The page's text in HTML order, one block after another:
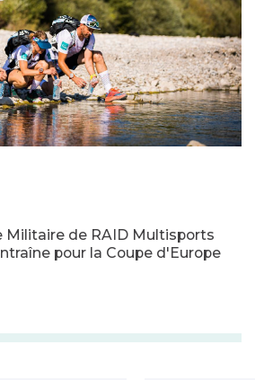
Militaire de RAID Multisports
pour la Coupe d'Europe